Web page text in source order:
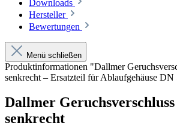
Downloads
Hersteller
Bewertungen
Menü schließen
Produktinformationen "Dallmer
senkrecht – Ersatzteil für Ablaufgehäuse DN
Dallmer
senkrecht